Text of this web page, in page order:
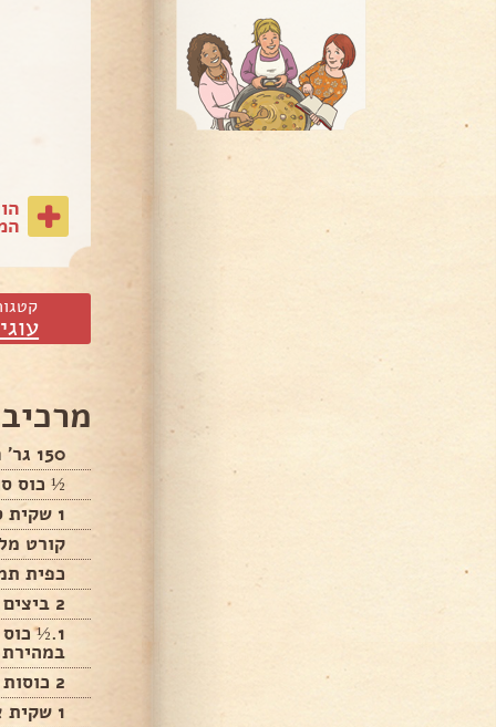
150 גר' חמאה רכה( או מחמאה)
½ כוס
1 שקית סוכר וניל
קורט
כפית
2 ביצים L
1.½
2 כוסות קמח
1 שקית אבקת אפיה